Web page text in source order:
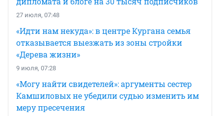
27 июля, 07:48
«Идти нам некуда»: в центре Кургана семья
отказывается выезжать из зоны стройки
«Дерева жизни»
9 июля, 07:28
«Могу найти свидетелей»: аргументы сестер
Камшиловых не убедили судью изменить им
меру пресечения